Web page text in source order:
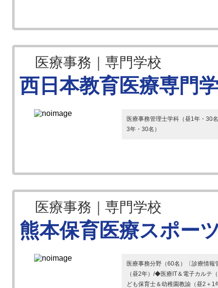
医療事務｜専門学校
西日本教育医療専門
医療事務管理士学科（昼1年・30
3年・30名）
医療事務｜専門学校
熊本保育医療スポー
医療事務分野（60名）〔診療情
（昼2年）/◆医療IT＆電子カルテ
ども保育士＆幼稚園教諭（昼2＋1